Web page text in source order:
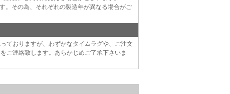
。その為、それぞれの製造年が異なる場合がご
ておりますが、わずかなタイムラグや、ご注文
ご連絡致します。あらかじめご了承下さいま